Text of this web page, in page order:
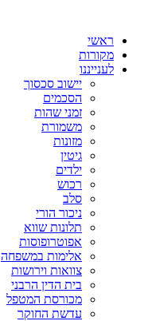
ראשי
מקורות
לענייננו
יישוב סכסוך
הסכמים
זמני שהות
משמורת
מזונות
גיטין
ילדים
רכוש
סלב
ניכור הורי
תלונות שווא
אפוטרופוסות
אלימות במשפחה
צוואות וירושות
בית הדין הרבני
מכורסת המטפל
עדשת החוקר